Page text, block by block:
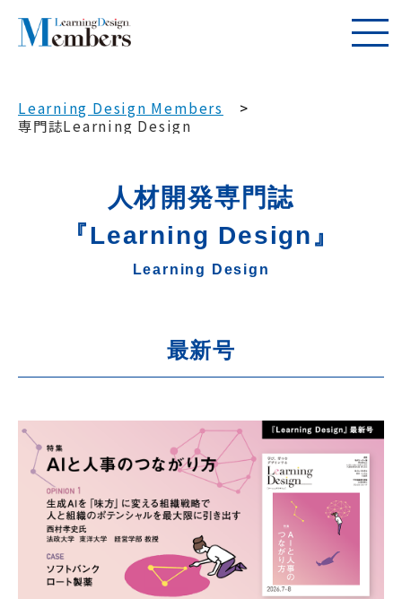
Learning Design Members
専門誌Learning Design
人材開発専門誌
『Learning Design』
Learning Design
最新号